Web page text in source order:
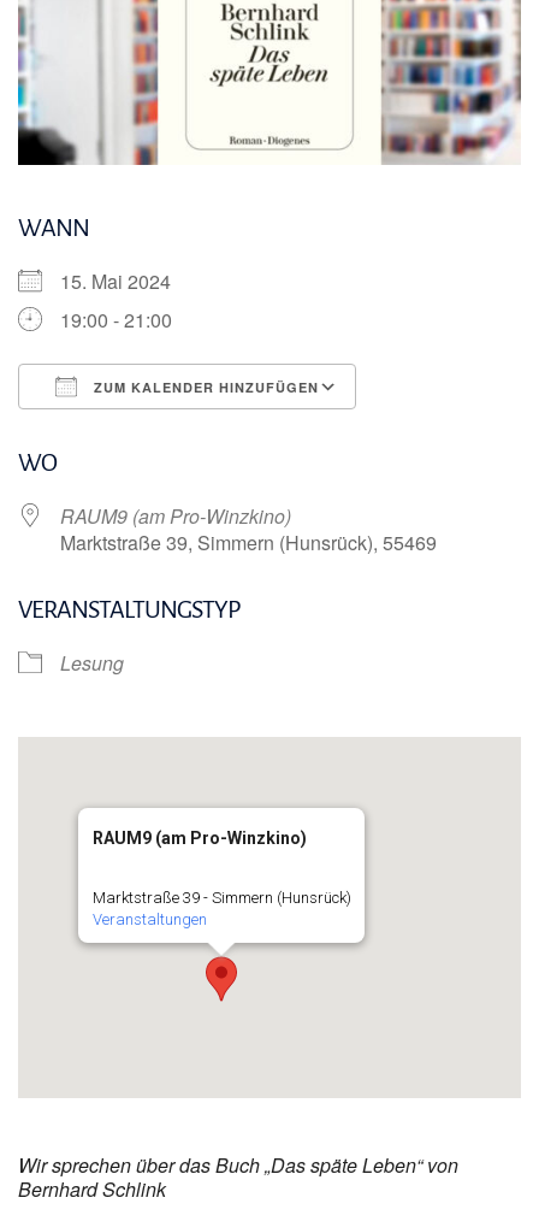
WANN
15. Mai 2024
19:00 - 21:00
ZUM KALENDER HINZUFÜGEN
WO
RAUM9 (am Pro-Winzkino)
Marktstraße 39, Simmern (Hunsrück), 55469
VERANSTALTUNGSTYP
Lesung
RAUM9 (am Pro-Winzkino)
Marktstraße 39 - Simmern (Hunsrück)
Veranstaltungen
Wir sprechen über das Buch „Das späte Leben“ von
Bernhard Schlink